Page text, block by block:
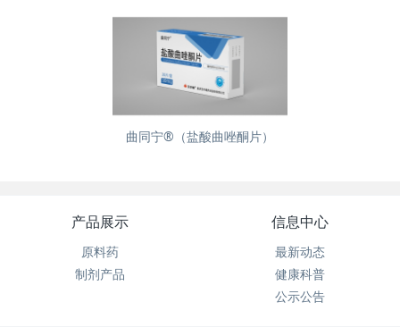
曲同宁®（盐酸曲唑酮片）
产品展示
原料药
制剂产品
信息中心
最新动态
健康科普
公示公告